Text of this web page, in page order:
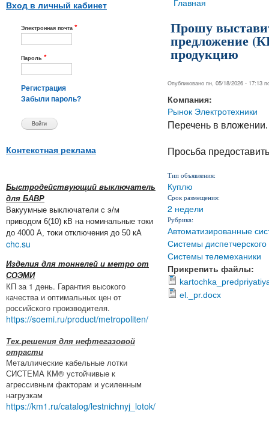
Вход в личный кабинет
Электронная почта *
Пароль *
Регистрация
Забыли пароль?
Контекстная реклама
Быстродействующий выключатель
для БАВР
Вакуумные выключатели с э/м
приводом 6(10) кВ на номинальные токи
до 4000 А, токи отключения до 50 кА
chc.su
Изделия для тоннелей и метро от
СОЭМИ
КП за 1 день. Гарантия высокого
качества и оптимальных цен от
российского производителя.
https://soemi.ru/product/metropoliten/
Тех.решения для нефтегазовой
отрасти
Металлические кабельные лотки
СИСТЕМА КМ® устойчивые к
агрессивным факторам и усиленным
нагрузкам
https://km1.ru/catalog/lestnichnyj_lotok/
Вы здесь
Главная
Прошу
предложение
продукцию
Опубликовано пн, 05/18/2026 - 17:13
Компания:
Рынок Электротехники
Перечень в
Просьба
Тип объявления:
Куплю
Срок размещения:
2 недели
Рубрика:
Автоматизированные
Системы
Системы телемеханики
Прикрепить файлы:
el._pr.docx